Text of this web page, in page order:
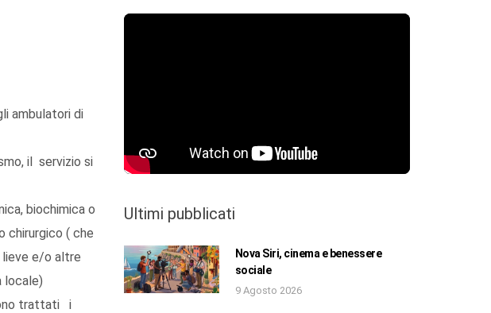
ambulatori di
il servizio si
biochimica o
chirurgico ( che
lieve e/o altre
locale)
trattati i
Ultimi pubblicati
Nova Siri, cinema e benessere
sociale
9 Agosto 2026